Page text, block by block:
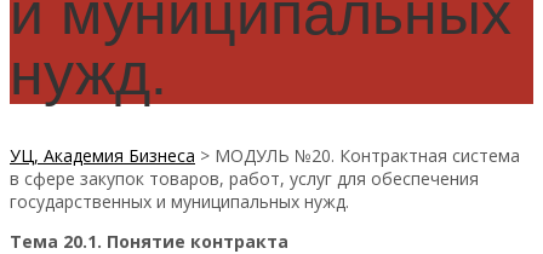
нужд.
УЦ, Академия Бизнеса > МОДУЛЬ №20. Контрактная система
в сфере закупок товаров, работ, услуг для обеспечения
государственных и муниципальных нужд.
Тема 20.1. Понятие контракта